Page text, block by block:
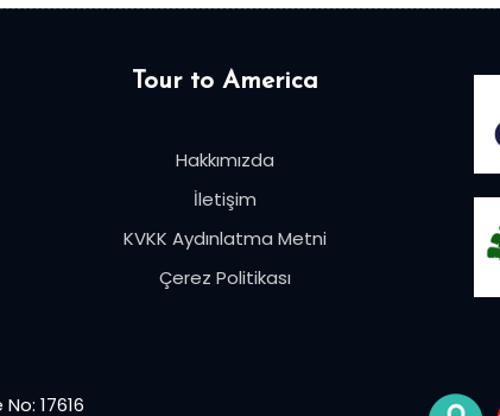
Tour to America
Hakkımızda
İletişim
KVKK Aydınlatma Metni
Çerez Politikası
17616